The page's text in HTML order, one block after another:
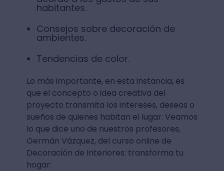
habitantes.
Consejos sobre decoración de
ambientes.
Tendencias de color.
Lo más importante, en esta instancia, es
que el concepto o idea creativa del
proyecto transmita los intereses, deseos o
sueños de quienes habitan el lugar. Veamos
lo que dice uno de nuestros profesores,
Germán Vázquez, del curso online de
Decoración de Interiores: transforma tu
hogar: